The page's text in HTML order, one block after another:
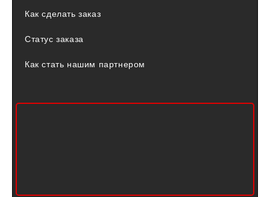
Как сделать заказ
Статус заказа
Как стать нашим партнером